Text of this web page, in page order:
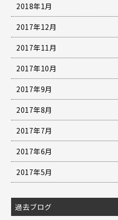
2018年1月
2017年12月
2017年11月
2017年10月
2017年9月
2017年8月
2017年7月
2017年6月
2017年5月
過去ブログ